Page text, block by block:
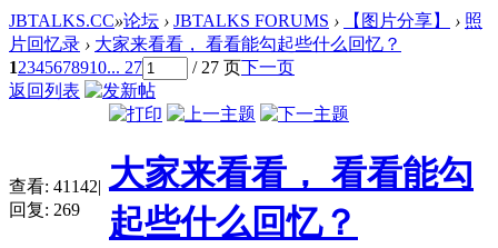
JBTALKS.CC»论坛 › JBTALKS FORUMS › 【图片分享】 › 照
片回忆录 › 大家来看看， 看看能勾起些什么回忆？
12345678910... 27 / 27 页下一页
返回列表
查看: 41142|
回复: 269
大家来看看， 看看能勾
起些什么回忆？